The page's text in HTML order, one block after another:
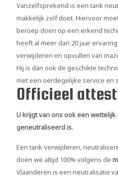
Vanzelfsprekend is een tank
makkelijk zelf doet. Hiervoor
beroep doen op een erkend
heeft al meer dan 20 jaar
verwijderen en opvullen van
Hij is dan ook de geschikte
met een oerdegelijke service en
Officieel attest
U krijgt van ons ook een wettelijk
geneutraliseerd is.
Een tank verwijderen,
doen we altijd 100% volgens de
Vlaanderen is een neutralisatie